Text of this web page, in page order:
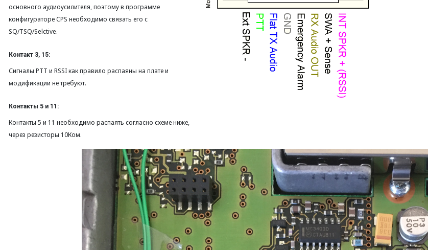
основного аудиоусилителя, поэтому в программе
конфигураторе CPS необходимо связать его с
SQ/TSQ/Selctive.
Контакт 3, 15:
Сигналы PTT и RSSI как правило распаяны на плате и
модификации не требуют.
Контакты 5 и 11:
Контакты 5 и 11 необходимо распаять согласно схеме ниже,
через резисторы 10Ком.